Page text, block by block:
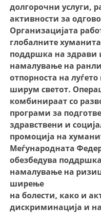
долгорочни услуги,
активности за
Организацијата
глобалните
поддршка на здрави
намалување на
отпорноста на
ширум светот.
комбинираат со
програми за
здравствени и
промоција на
Меѓународната
обезбедува
намалување на
ширење
на болести, како и
дискриминација и